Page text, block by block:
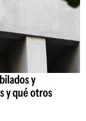
y
y qué otros